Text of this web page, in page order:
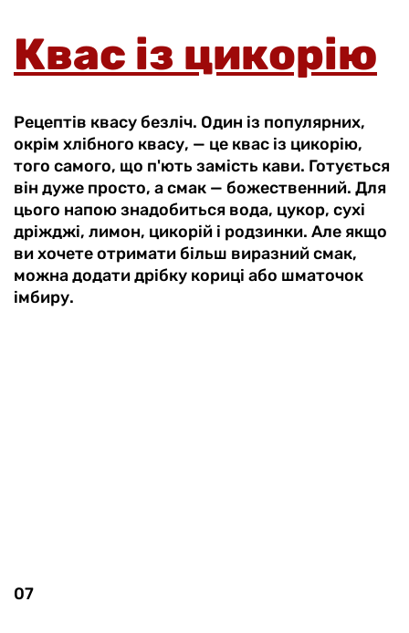
Квас із цикорію
Рецептів квасу безліч. Один із популярних,
окрім хлібного квасу, — це квас із цикорію,
того самого, що п'ють замість кави. Готується
він дуже просто, а смак — божественний. Для
цього напою знадобиться вода, цукор, сухі
дріжджі, лимон, цикорій і родзинки. Але якщо
ви хочете отримати більш виразний смак,
можна додати дрібку кориці або шматочок
імбиру.
07